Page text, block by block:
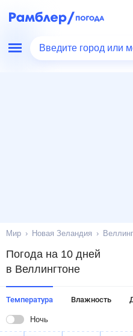
Введите город или
Мир Новая Зеландия
Погода на 10 дней
в Веллингтоне
Температура Влажность
Ночь